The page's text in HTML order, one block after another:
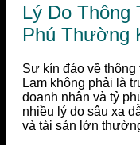
Lý Do Thông
Phú Thường
Sự kín đáo về
Lam không phải là
doanh nhân và tỷ
nhiều lý do sâu xa
và tài sản lớn